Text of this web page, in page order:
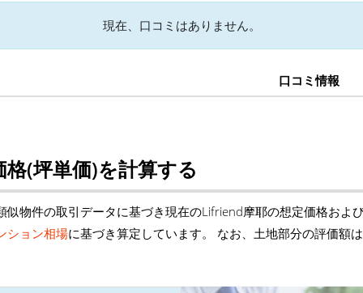
現在、口コミはありません。
口コミ情報
(坪単価)を計算する
似物件の取引データに基づき現在のLifriend摩耶の想定価格およ
ション相場に基づき算定しています。 なお、土地部分の評価額